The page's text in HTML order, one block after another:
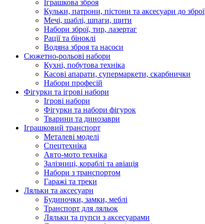
Іграшкова зброя
Кульки, патрони, пістони та аксесуари до зброї
Мечі, шаблі, шпаги, щити
Набори зброї, тир, лазертаг
Рації та біноклі
Водяна зброя та насоси
Сюжетно-рольові набори
Кухні, побутова техніка
Касові апарати, супермаркети, скарбнички
Набори професій
Фігурки та ігрові набори
Ігрові набори
Фігурки та набори фігурок
Тварини та динозаври
Іграшковий транспорт
Металеві моделі
Спецтехніка
Авто-мото техніка
Залізниці, кораблі та авіація
Набори з транспортом
Гаражі та треки
Ляльки та аксесуари
Будиночки, замки, меблі
Транспорт для ляльок
Ляльки та пупси з аксесуарами